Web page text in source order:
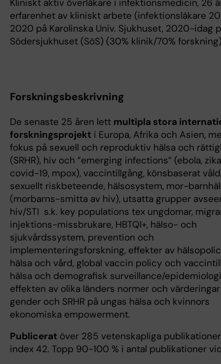
Kliniskt aktiv överläkare i infektionsmedicin, 26
erfarenhet av kliniskt arbete (infektionsläkare
2020 på Karolinska Univ. Sjukhuset, 2020-idag
Södersjukhuset (SöS) (30% klinik/70%
Forskningsbeskrivning
De senaste 25 åren lett multipla stora
forskningsprojekt i Europa, Afrika och Asien,
fokus på sexuell och reproduktiv hälsa och
(SRHR), hiv och ”emerging infections” (ebola,
covid-19, mpox), vaccintillgång, könsbaserat
sexuellt riskbeteende, hälsosystem, mor-
(morbarns-smitta av hiv), utsatta grupper
hiv/STI s.k. key populations tex ungdomar,
injektions-missbrukare, HBTQI+, hälso- och
sjukvårdssystem, prevention och
implementeringsforskning, effekter av
hälsa och vård, global vaccin policy och
hälsa och demografisk surveillance/
effekten av olika länders normer och
gender och SRHR på ungas hälsa och kvinnors
ekonomiska empowerment.
Publicerat över 285 vetenskapliga
index 42. Topp 90-100 % i antal publikationer